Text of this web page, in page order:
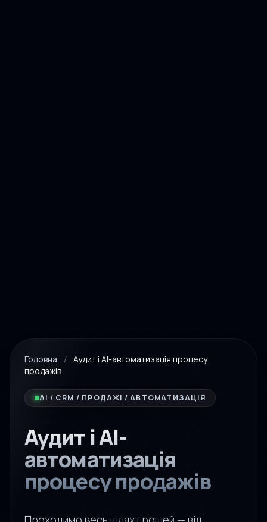
продажів
AI / CRM / ПРОДАЖІ / АВТОМАТИЗАЦІЯ
Аудит і AI-
автоматизація
процесу продажів
Проходимо весь шлях грошей — від